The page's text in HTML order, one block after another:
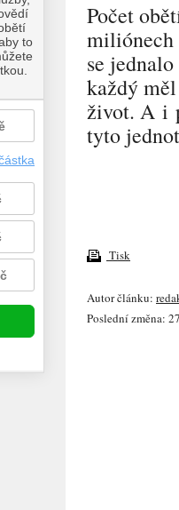
Počet
miliónech
se
každý
život. A i
tyto
Tisk
Autor článku:
Poslední změna: